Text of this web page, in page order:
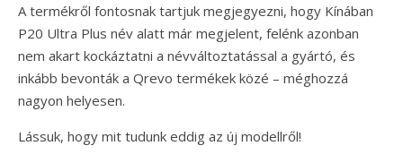
A termékről fontosnak tartjuk megjegyezni, hogy Kínában
P20 Ultra Plus név alatt már megjelent, felénk azonban
nem akart kockáztatni a névváltoztatással a gyártó, és
inkább bevonták a Qrevo termékek közé – méghozzá
nagyon helyesen.
Lássuk, hogy mit tudunk eddig az új modellről!